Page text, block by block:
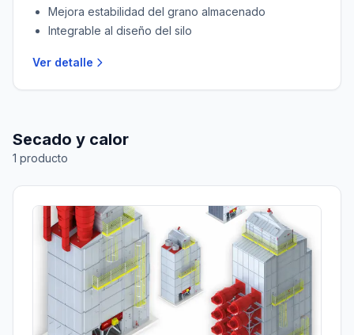
Mejora estabilidad del grano almacenado
Integrable al diseño del silo
Ver detalle
Secado y calor
1 producto